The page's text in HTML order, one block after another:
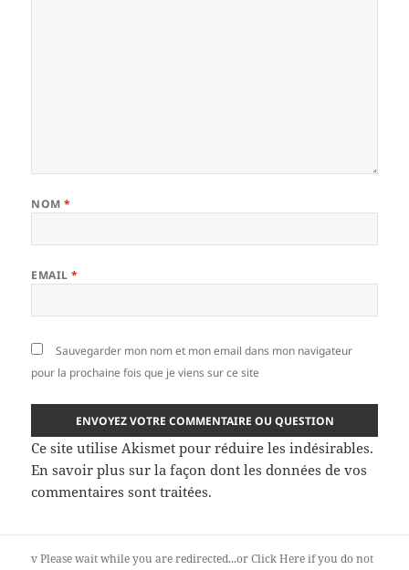
NOM*
EMAIL*
Sauvegarder mon nom et mon email dans mon navigateur
pour la prochaine fois que je viens sur ce site
Ce site utilise Akismet pour réduire les indésirables.
En savoir plus sur la façon dont les données de vos
commentaires sont traitées.
vPlease wait while you are redirected...orClick Hereif you do not